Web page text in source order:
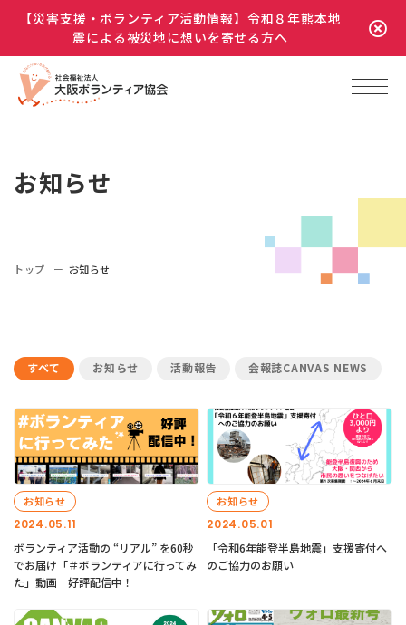
【災害支援・ボランティア活動情報】令和８年熊本地
震による被災地に想いを寄せる方へ
お知らせ
トップ お知らせ
すべて お知らせ 活動報告 会報誌CANVAS NEWS
2024.05.11
お知らせ
ボランティア活動の “リアル” を60秒
でお届け「＃ボランティアに行ってみ
た」動画 好評配信中！
2024.05.01
お知らせ
「令和6年能登半島地震」支援寄付へ
のご協力のお願い